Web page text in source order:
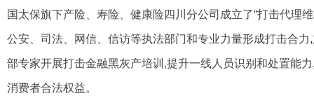
国太保旗下产险、寿险、健康险四川分公司成立了“打击代理
公安、司法、网信、信访等执法部门和专业力量形成打击合力
部专家开展打击金融黑灰产培训,提升一线人员识别和处置能
消费者合法权益。